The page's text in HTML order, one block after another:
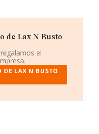
de Lax N Busto
el
DE LAX N BUSTO